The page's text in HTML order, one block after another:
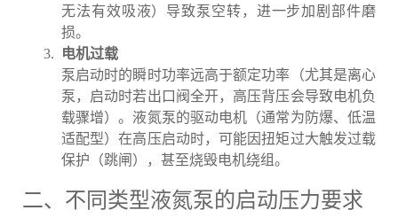
无法有效吸液）导致泵空转，进一步加剧部件磨
损。
电机过载
泵启动时的瞬时功率远高于额定功率（尤其是离心
泵，启动时若出口阀全开，高压背压会导致电机负
载骤增）。液氮泵的驱动电机（通常为防爆、低温
适配型）在高压启动时，可能因扭矩过大触发过载
保护（跳闸），甚至烧毁电机绕组。
二、不同类型液氮泵的启动压力要求